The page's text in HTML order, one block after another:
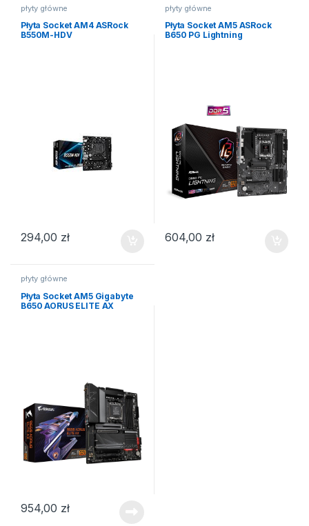
płyty główne
Płyta Socket AM4 ASRock
B550M-HDV
294,00 zł
płyty główne
Płyta Socket AM5 ASRock
B650 PG Lightning
604,00 zł
płyty główne
Płyta Socket AM5 Gigabyte
B650 AORUS ELITE AX
954,00 zł